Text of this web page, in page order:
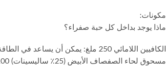
مكونات:
ماذا يوجد بداخل كل حبة صفراء؟
الكافيين اللامائي 250 ملغ: يمكن أن يساعد في الطاقة والتركيز. كما أنه مدر طبيعي للبول.
مسحوق لحاء الصفصاف الأبيض (25٪ ساليسينات) 100 مجم: يساعد في إنقاص الوزن بشكل عام عند دمجه مع الإفيدرا والكافيين. مما يجعلها .